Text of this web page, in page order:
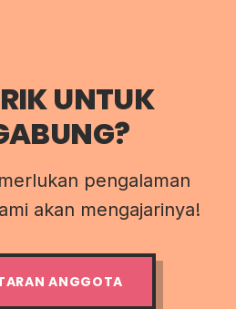
UNTUK
pengalaman
akan mengajarinya!
ANGGOTA